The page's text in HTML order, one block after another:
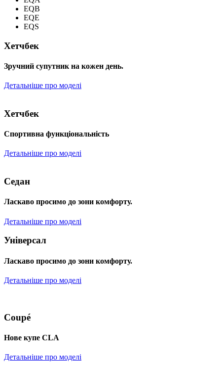
EQB
EQE
EQS
Хетчбек
Зручний супутник на кожен день.
Детальніше про моделі
Хетчбек
Спортивна функціональність
Детальніше про моделі
Седан
Ласкаво просимо до зони комфорту.
Детальніше про моделі
Універсал
Ласкаво просимо до зони комфорту.
Детальніше про моделі
Coupé
Нове купе CLA
Детальніше про моделі